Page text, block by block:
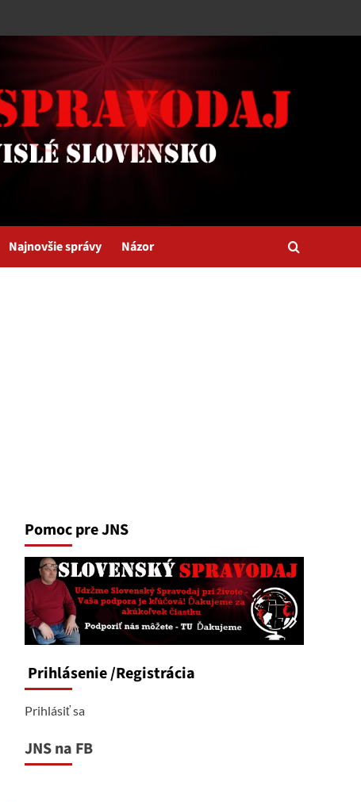
Najnovšie správy Názor
Pomoc pre JNS
Prihlásenie/Registrácia
Prihlásiť sa
JNS na FB